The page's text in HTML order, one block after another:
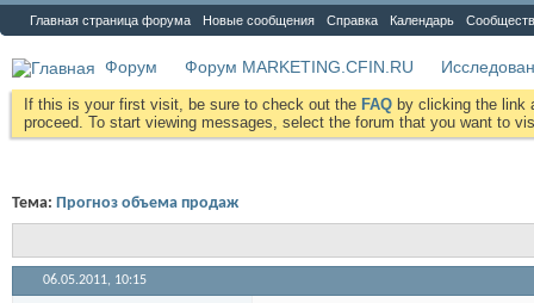
Главная страница форума Новые сообщения Справка Календарь
Форум Форум MARKETING.CFIN.RU
If this is your first visit, be sure to check out the FAQ by clicking the link
proceed. To start viewing messages, select the forum that you want to
Тема: Прогноз объема продаж
06.05.2011, 10:15